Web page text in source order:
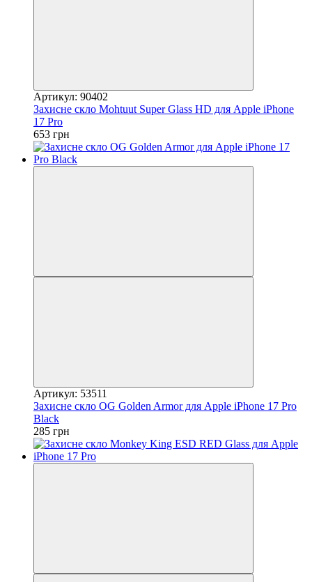
Артикул: 90402
Захисне скло Mohtuut Super Glass HD для Apple iPhone
17 Pro
653 грн
Артикул: 53511
Захисне скло OG Golden Armor для Apple iPhone 17 Pro
Black
285 грн